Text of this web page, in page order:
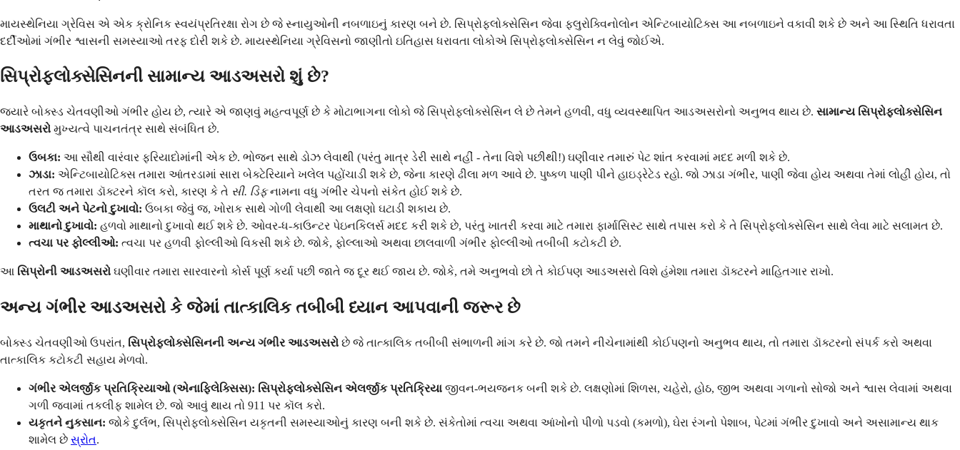
માયસ્થેનિયા ગ્રેવિસ એ એક ક્રોનિક સ્વયંપ્રતિરક્ષા રોગ છે જે સ્નાયુઓની નબળાઇનું કારણ બને છે. સિપ્રોફ્લોક્સેસિન જેવા ફ્લુરોક્વિનોલોન એન્ટિબાયોટિક્સ આ નબળાઇને વકાવી શકે છે અને આ સ્થિતિ ધરાવતા
દર્દીઓમાં ગંભીર શ્વાસની સમસ્યાઓ તરફ દોરી શકે છે. માયસ્થેનિયા ગ્રેવિસનો જાણીતો ઇતિહાસ ધરાવતા લોકોએ સિપ્રોફ્લોક્સેસિન ન લેવું જોઈએ.
સિપ્રોફ્લોક્સેસિનની સામાન્ય આડઅસરો શું છે?
જ્યારે બોક્સ્ડ ચેતવણીઓ ગંભીર હોય છે, ત્યારે એ જાણવું મહત્વપૂર્ણ છે કે મોટાભાગના લોકો જે સિપ્રોફ્લોક્સેસિન લે છે તેમને હળવી, વધુ વ્યવસ્થાપિત આડઅસરોનો અનુભવ થાય છે. સામાન્ય સિપ્રોફ્લોક્સેસિન
આડઅસરો મુખ્યત્વે પાચનતંત્ર સાથે સંબંધિત છે.
ઉબકા: આ સૌથી વારંવાર ફરિયાદોમાંની એક છે. ભોજન સાથે ડોઝ લેવાથી (પરંતુ માત્ર ડેરી સાથે નહીં - તેના વિશે પછીથી!) ઘણીવાર તમારું પેટ શાંત કરવામાં મદદ મળી શકે છે.
ઝાડા: એન્ટિબાયોટિક્સ તમારા આંતરડામાં સારા બેક્ટેરિયાને ખલેલ પહોંચાડી શકે છે, જેના કારણે ઢીલા મળ આવે છે. પુષ્કળ પાણી પીને હાઇડ્રેટેડ રહો. જો ઝાડા ગંભીર, પાણી જેવા હોય અથવા તેમાં લોહી હોય, તો
તરત જ તમારા ડૉક્ટરને કૉલ કરો, કારણ કે તે સી. ડિફનામના વધુ ગંભીર ચેપનો સંકેત હોઈ શકે છે.
ઉલટી અને પેટનો દુખાવો: ઉબકા જેવું જ, ખોરાક સાથે ગોળી લેવાથી આ લક્ષણો ઘટાડી શકાય છે.
માથાનો દુખાવો: હળવો માથાનો દુખાવો થઈ શકે છે. ઓવર-ધ-કાઉન્ટર પેઇનકિલર્સ મદદ કરી શકે છે, પરંતુ ખાતરી કરવા માટે તમારા ફાર્માસિસ્ટ સાથે તપાસ કરો કે તે સિપ્રોફ્લોક્સેસિન સાથે લેવા માટે સલામત છે.
ત્વચા પર ફોલ્લીઓ: ત્વચા પર હળવી ફોલ્લીઓ વિકસી શકે છે. જોકે, ફોલ્લાઓ અથવા છાલવાળી ગંભીર ફોલ્લીઓ તબીબી કટોકટી છે.
આ સિપ્રોની આડઅસરો ઘણીવાર તમારા સારવારનો કોર્સ પૂર્ણ કર્યા પછી જાતે જ દૂર થઈ જાય છે. જોકે, તમે અનુભવો છો તે કોઈપણ આડઅસરો વિશે હંમેશા તમારા ડૉક્ટરને માહિતગાર રાખો.
અન્ય ગંભીર આડઅસરો કે જેમાં તાત્કાલિક તબીબી ધ્યાન આપવાની જરૂર છે
બોક્સ્ડ ચેતવણીઓ ઉપરાંત, સિપ્રોફ્લોક્સેસિનની અન્ય ગંભીર આડઅસરો છે જે તાત્કાલિક તબીબી સંભાળની માંગ કરે છે. જો તમને નીચેનામાંથી કોઈપણનો અનુભવ થાય, તો તમારા ડૉક્ટરનો સંપર્ક કરો અથવા
તાત્કાલિક કટોકટી સહાય મેળવો.
ગંભીર એલર્જીક પ્રતિક્રિયાઓ (એનાફિલેક્સિસ): સિપ્રોફ્લોક્સેસિન એલર્જીક પ્રતિક્રિયા જીવન-ભયજનક બની શકે છે. લક્ષણોમાં શિળસ, ચહેરો, હોઠ, જીભ અથવા ગળાનો સોજો અને શ્વાસ લેવામાં અથવા
ગળી જવામાં તકલીફ શામેલ છે. જો આવું થાય તો 911 પર કૉલ કરો.
યકૃતને નુકસાન: જોકે દુર્લભ, સિપ્રોફ્લોક્સેસિન યકૃતની સમસ્યાઓનું કારણ બની શકે છે. સંકેતોમાં ત્વચા અથવા આંખોનો પીળો પડવો (કમળો), ઘેરા રંગનો પેશાબ, પેટમાં ગંભીર દુખાવો અને અસામાન્ય થાક
શામેલ છે સ્રોત.